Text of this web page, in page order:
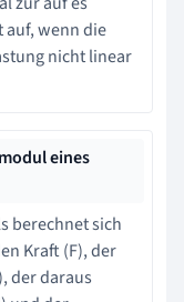
auf, wenn die
nicht linear
eines
berechnet sich
Kraft (F), der
der daraus